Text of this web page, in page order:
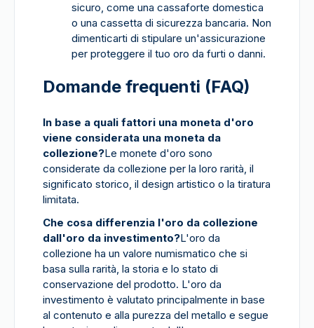
sicuro, come una cassaforte domestica
o una cassetta di sicurezza bancaria. Non
dimenticarti di stipulare un'assicurazione
per proteggere il tuo oro da furti o danni.
Domande frequenti (FAQ)
In base a quali fattori una moneta d'oro
viene considerata una moneta da
collezione?Le monete d'oro sono
considerate da collezione per la loro rarità, il
significato storico, il design artistico o la tiratura
limitata.
Che cosa differenzia l'oro da collezione
dall'oro da investimento?L'oro da
collezione ha un valore numismatico che si
basa sulla rarità, la storia e lo stato di
conservazione del prodotto. L'oro da
investimento è valutato principalmente in base
al contenuto e alla purezza del metallo e segue